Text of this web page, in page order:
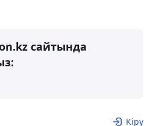
сайтында
Кіру